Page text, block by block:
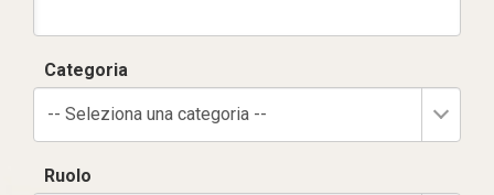
Categoria
-- Seleziona una categoria --
Ruolo